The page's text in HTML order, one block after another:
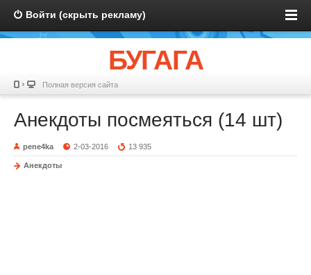
Войти (скрыть рекламу)
БУГАГА
Полная версия сайта
Анекдоты посмеяться (14 шт)
pene4ka 2-03-2016 13 935
Анекдоты